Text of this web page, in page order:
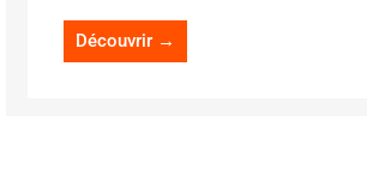
Découvrir →